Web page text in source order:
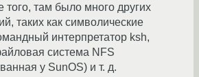
того, там было много других
таких как символические
интерпретатор ksh,
система NFS
у SunOS) и т. д.